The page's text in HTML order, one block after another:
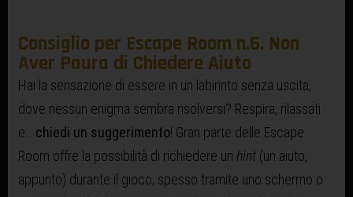
Consiglio per Escape Room n.6. Non
Aver Paura di Chiedere Aiuto
Hai la sensazione di essere in un labirinto senza uscita,
dove nessun enigma sembra risolversi? Respira, rilassati
e… chiedi un suggerimento! Gran parte delle Escape
Room offre la possibilità di richiedere un hint(un aiuto,
appunto) durante il gioco, spesso tramite uno schermo o